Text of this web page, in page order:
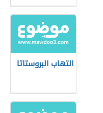
جراحة
التهاب البروستاتا